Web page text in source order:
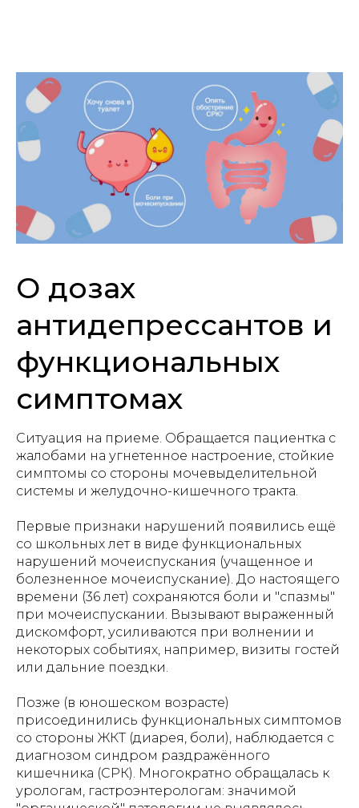
О дозах
антидепрессантов и
функциональных
симптомах
Ситуация на приеме. Обращается пациентка с
жалобами на угнетенное настроение, стойкие
симптомы со стороны мочевыделительной
системы и желудочно-кишечного тракта.
Первые признаки нарушений появились ещё
со школьных лет в виде функциональных
нарушений мочеиспускания (учащенное и
болезненное мочеиспускание). До настоящего
времени (36 лет) сохраняются боли и "спазмы"
при мочеиспускании. Вызывают выраженный
дискомфорт, усиливаются при волнении и
некоторых событиях, например, визиты гостей
или дальние поездки.
Позже (в юношеском возрасте)
присоединились функциональных симптомов
со стороны ЖКТ (диарея, боли), наблюдается с
диагнозом синдром раздражённого
кишечника (СРК). Многократно обращалась к
урологам, гастроэнтерологам: значимой